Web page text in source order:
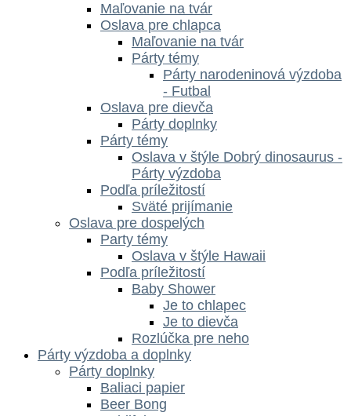
Maľovanie na tvár
Oslava pre chlapca
Maľovanie na tvár
Párty témy
Párty narodeninová výzdoba
- Futbal
Oslava pre dievča
Párty doplnky
Párty témy
Oslava v štýle Dobrý dinosaurus -
Párty výzdoba
Podľa príležitostí
Sväté prijímanie
Oslava pre dospelých
Party témy
Oslava v štýle Hawaii
Podľa príležitostí
Baby Shower
Je to chlapec
Je to dievča
Rozlúčka pre neho
Párty výzdoba a doplnky
Párty doplnky
Baliaci papier
Beer Bong